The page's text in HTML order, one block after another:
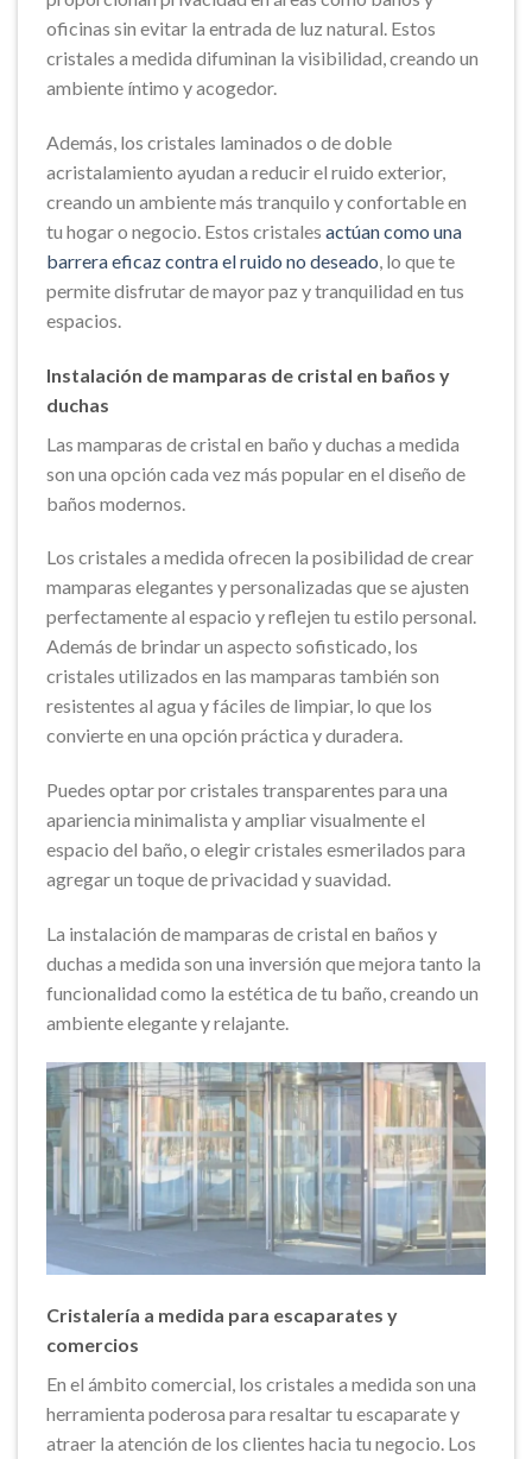
oficinas sin evitar la entrada de luz natural. Estos
cristales a medida difuminan la visibilidad, creando un
ambiente íntimo y acogedor.
Además, los cristales laminados o de doble
acristalamiento ayudan a reducir el ruido exterior,
creando un ambiente más tranquilo y confortable en
tu hogar o negocio. Estos cristales actúan como una
barrera eficaz contra el ruido no deseado, lo que te
permite disfrutar de mayor paz y tranquilidad en tus
espacios.
Instalación de mamparas de cristal en baños y
duchas
Las mamparas de cristal en baño y duchas a medida
son una opción cada vez más popular en el diseño de
baños modernos.
Los cristales a medida ofrecen la posibilidad de crear
mamparas elegantes y personalizadas que se ajusten
perfectamente al espacio y reflejen tu estilo personal.
Además de brindar un aspecto sofisticado, los
cristales utilizados en las mamparas también son
resistentes al agua y fáciles de limpiar, lo que los
convierte en una opción práctica y duradera.
Puedes optar por cristales transparentes para una
apariencia minimalista y ampliar visualmente el
espacio del baño, o elegir cristales esmerilados para
agregar un toque de privacidad y suavidad.
La instalación de mamparas de cristal en baños y
duchas a medida son una inversión que mejora tanto la
funcionalidad como la estética de tu baño, creando un
ambiente elegante y relajante.
Cristalería a medida para escaparates y
comercios
En el ámbito comercial, los cristales a medida son una
herramienta poderosa para resaltar tu escaparate y
atraer la atención de los clientes hacia tu negocio. Los